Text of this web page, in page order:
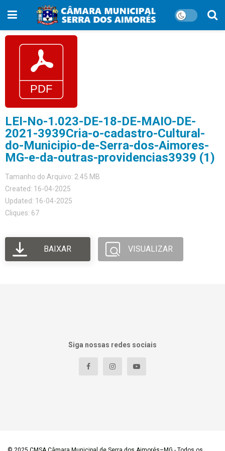
LEI-No-1.023-DE-18-DE-MAIO-DE-
2021-3939Cria-o-cadastro-Cultural-
do-Municipio-de-Serra-dos-Aimores-
MG-e-da-outras-providencias3939 (1)
Tamanho do Arquivo: 2.45 MB
Created: 16-04-2025
Updated: 16-04-2025
Cliques: 67
BAIXAR VISUALIZAR
Siga nossas redes sociais